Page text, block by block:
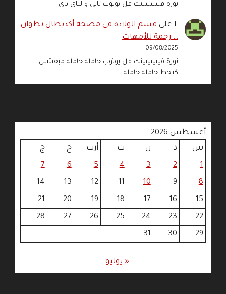
نورة فييييييينك فل يوتوب باني و لباي باي
L علىقسم الولادة في مصحة أكديطال تطوان
… رحمة للأمهات
09/08/2025
نورة فييييييينك فل يوتوب حاملة حاملة مبقيتش
كتحط حاملة حاملة
أغسطس 2026
س
د ن ث أرب خ
ج
1
2
3
4
5
6
7
8
9
10
11
12
13
14
15
16
17
18
19
20
21
22
23
24
25
26
27
28
29
30
31
« يوليو